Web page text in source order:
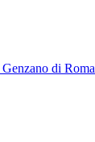
Genzano di Roma